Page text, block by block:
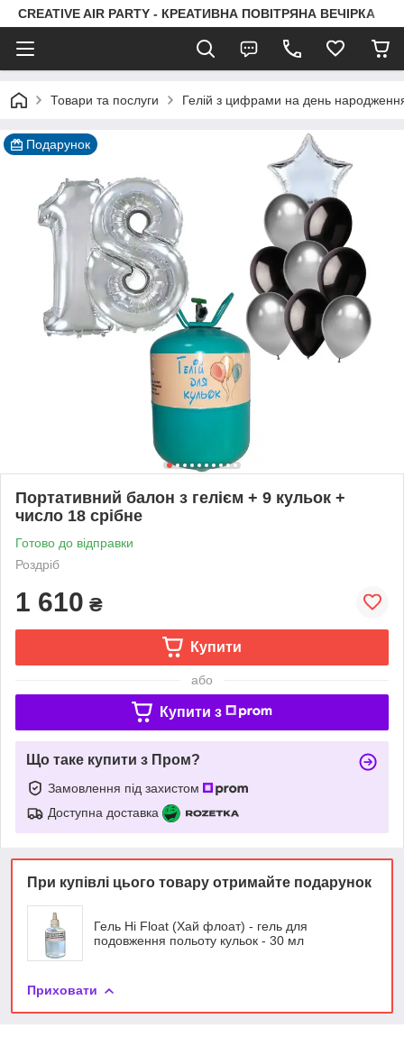
CREATIVE AIR PARTY - КРЕАТИВНА ПОВІТРЯНА ВЕЧІРКА
Товари та послуги Гелій з цифрами на день
Подарунок
Портативний балон з гелієм + 9 кульок +
число 18 срібне
Готово до відправки
Роздріб
1 610 ₴
Купити
або
Купити з
Що таке купити з Пром?
Замовлення під захистом
Доступна доставка
При купівлі цього товару отримайте подарунок
Гель Hi Float (Хай флоат) - гель для
подовження польоту кульок - 30 мл
Приховати